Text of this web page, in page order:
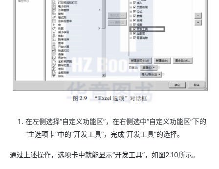
在左侧选择“自定义功能区”，在右侧选中“自定义功能区”下的
“主选项卡”中的“开发工具”，完成“开发工具”的选择。
通过上述操作，选项卡中就能显示“开发工具”，如图2.10所示。